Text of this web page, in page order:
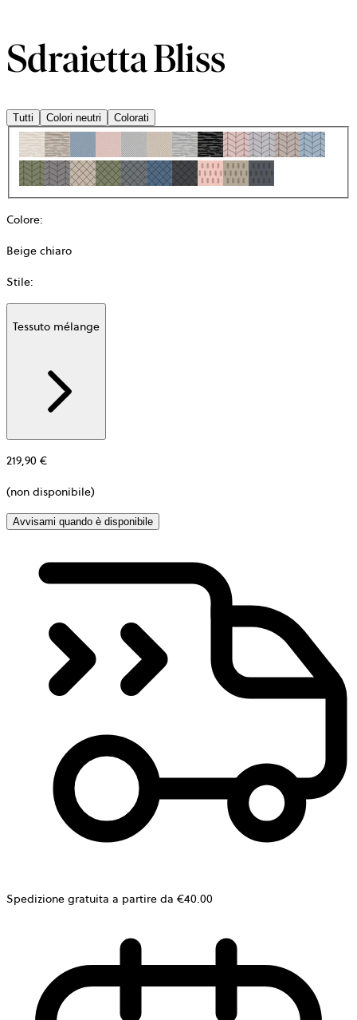
Sdraietta Bliss
Tutti Colori neutri Colorati
Colore:
Beige chiaro
Stile:
Tessuto mélange
219,90 €
(non disponibile)
Avvisami quando è disponibile
Spedizione gratuita a partire da €40.00